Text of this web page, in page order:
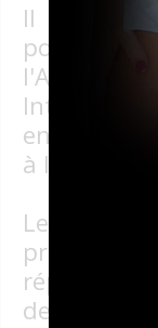
Il existe
pour
l'ABDL et
Internet.
en plus
à l'ABDL
Les
propriétaire
répondre
dessous.